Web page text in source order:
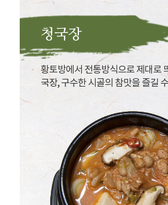
청국장
황토방에서 전통방식으로 제대로
국장, 구수한 시골의 참맛을 즐길